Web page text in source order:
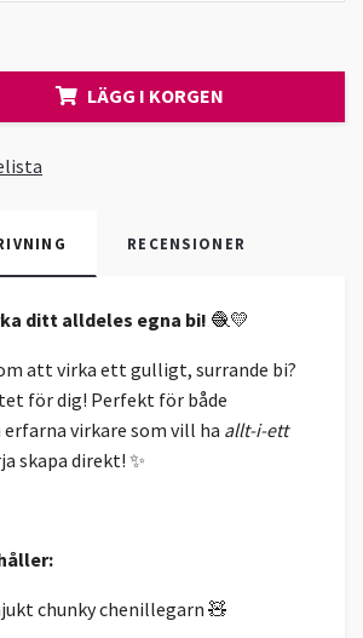
LÄGG I KORGEN
RECENSIONER
ditt alldeles egna bi! 🧶💛
att virka ett gulligt, surrande bi?
för dig! Perfekt för både
virkare som vill ha allt-i-ett
skapa direkt! ✨
chunky chenillegarn 🧸